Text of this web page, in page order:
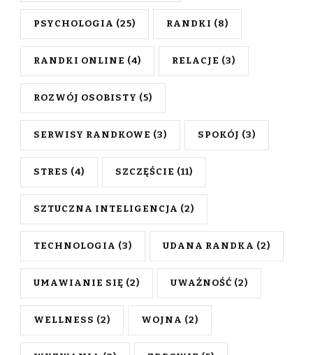
PSYCHOLOGIA (25) RANDKI (8)
RANDKI ONLINE (4) RELACJE (3)
ROZWÓJ OSOBISTY (5)
SERWISY RANDKOWE (3) SPOKÓJ (3)
STRES (4) SZCZĘŚCIE (11)
SZTUCZNA INTELIGENCJA (2)
TECHNOLOGIA (3) UDANA RANDKA (2)
UMAWIANIE SIĘ (2) UWAŻNOŚĆ (2)
WELLNESS (2) WOJNA (2)